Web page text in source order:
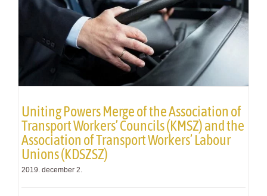
Uniting Powers Merge of the Association of
Transport Workers’ Councils (KMSZ) and the
Association of Transport Workers’ Labour
Unions (KDSZSZ)
2019. december 2.